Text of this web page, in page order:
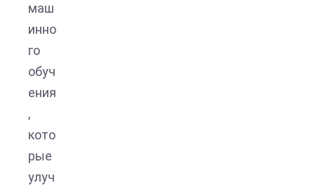
маш
инно
го
обуч
ения
,
кото
рые
улуч